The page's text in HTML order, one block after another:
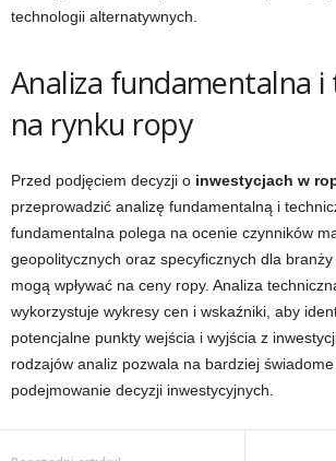
technologii alternatywnych.
Analiza fundamentalna i
na rynku ropy
Przed podjęciem decyzji o inwestycjach w
przeprowadzić analizę fundamentalną i
fundamentalna polega na ocenie czynników
geopolitycznych oraz specyficznych dla
mogą wpływać na ceny ropy. Analiza
wykorzystuje wykresy cen i wskaźniki, aby
potencjalne punkty wejścia i wyjścia z
rodzajów analiz pozwala na bardziej
podejmowanie decyzji inwestycyjnych.